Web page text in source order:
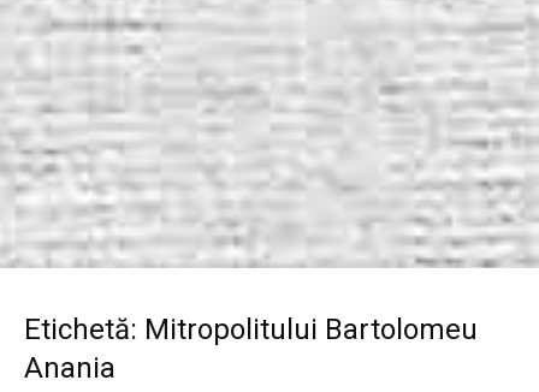
Etichetă: Mitropolitului Bartolomeu
Anania